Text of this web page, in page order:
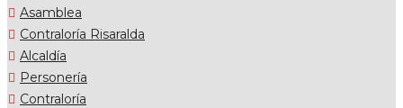
Asamblea
Contraloría Risaralda
Alcaldía
Personería
Contraloría